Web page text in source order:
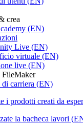
crea
(EN)
Live (EN)
virtuale (EN)
live (EN)
FileMaker
di carriera (EN)
i prodotti creati da
la bacheca lavori